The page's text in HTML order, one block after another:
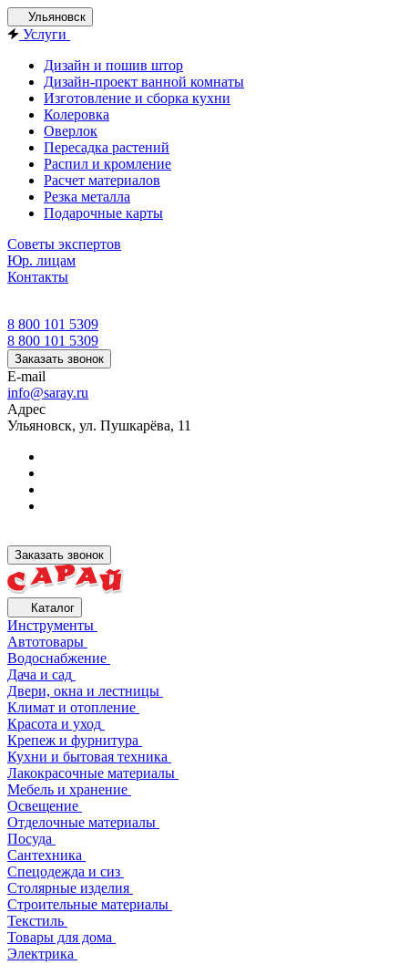
Ульяновск
Услуги
Дизайн и пошив штор
Дизайн-проект ванной комнаты
Изготовление и сборка кухни
Колеровка
Оверлок
Пересадка растений
Распил и кромление
Расчет материалов
Резка металла
Подарочные карты
Советы экспертов
Юр. лицам
Контакты
8 800 101 5309
8 800 101 5309
Заказать звонок
E-mail
info@saray.ru
Адрес
Ульяновск, ул. Пушкарёва, 11
Заказать звонок
Каталог
Инструменты
Автотовары
Водоснабжение
Дача и сад
Двери, окна и лестницы
Климат и отопление
Красота и уход
Крепеж и фурнитура
Кухни и бытовая техника
Лакокрасочные материалы
Мебель и хранение
Освещение
Отделочные материалы
Посуда
Сантехника
Спецодежда и сиз
Столярные изделия
Строительные материалы
Текстиль
Товары для дома
Электрика